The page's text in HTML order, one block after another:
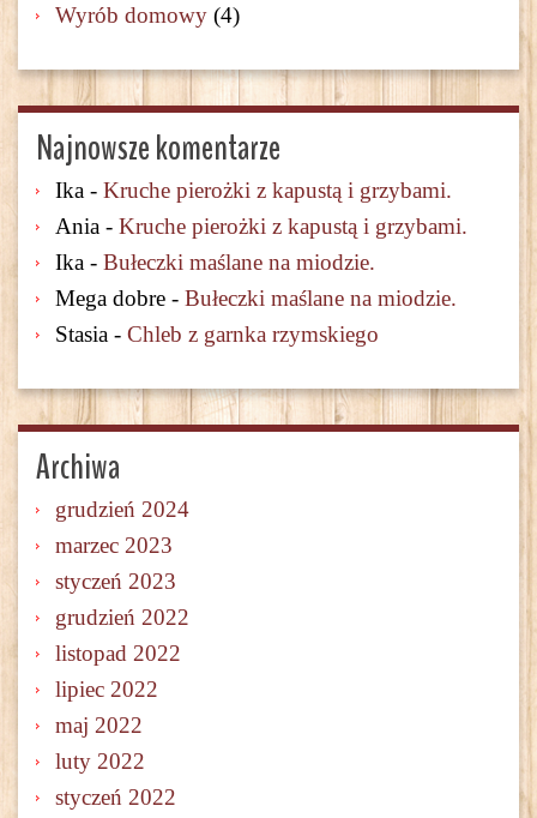
Wyrób domowy (4)
Najnowsze komentarze
Ika - Kruche pierożki z kapustą i grzybami.
Ania - Kruche pierożki z kapustą i grzybami.
Ika - Bułeczki maślane na miodzie.
Mega dobre - Bułeczki maślane na miodzie.
Stasia - Chleb z garnka rzymskiego
Archiwa
grudzień 2024
marzec 2023
styczeń 2023
grudzień 2022
listopad 2022
lipiec 2022
maj 2022
luty 2022
styczeń 2022